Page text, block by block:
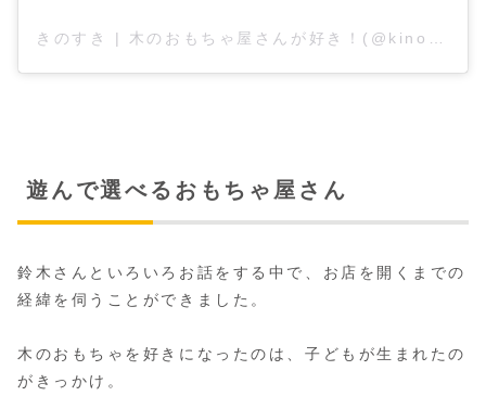
遊んで選べるおもちゃ屋さん
鈴木さんといろいろお話をする中で、お店を開くまでの
経緯を伺うことができました。
木のおもちゃを好きになったのは、子どもが生まれたの
がきっかけ。